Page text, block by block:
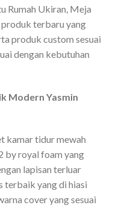
Rumah Ukiran, Meja
terbaru yang
produk custom sesuai
dengan kebutuhan
Modern Yasmin
kamar tidur mewah
by royal foam yang
lapisan terluar
terbaik yang di hiasi
cover yang sesuai